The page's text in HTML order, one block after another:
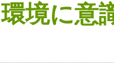
環境に意